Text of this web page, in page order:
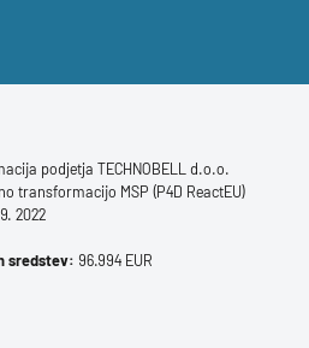
podjetja TECHNOBELL d.o.o.
transformacijo MSP (P4D ReactEU)
2022
sredstev: 96.994 EUR